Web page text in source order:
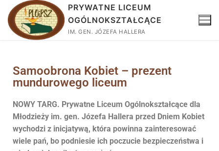
PRYWATNE LICEUM
OGÓLNOKSZTAŁCĄCE
IM. GEN. JÓZEFA HALLERA
Samoobrona Kobiet – prezent
mundurowego liceum
NOWY TARG. Prywatne Liceum Ogólnokształcące dla
Młodzieży im. gen. Józefa Hallera przed Dniem Kobiet
wychodzi z inicjatywą, która powinna zainteresować
wiele pań, bo podniesie ich poczucie bezpieczeństwa i